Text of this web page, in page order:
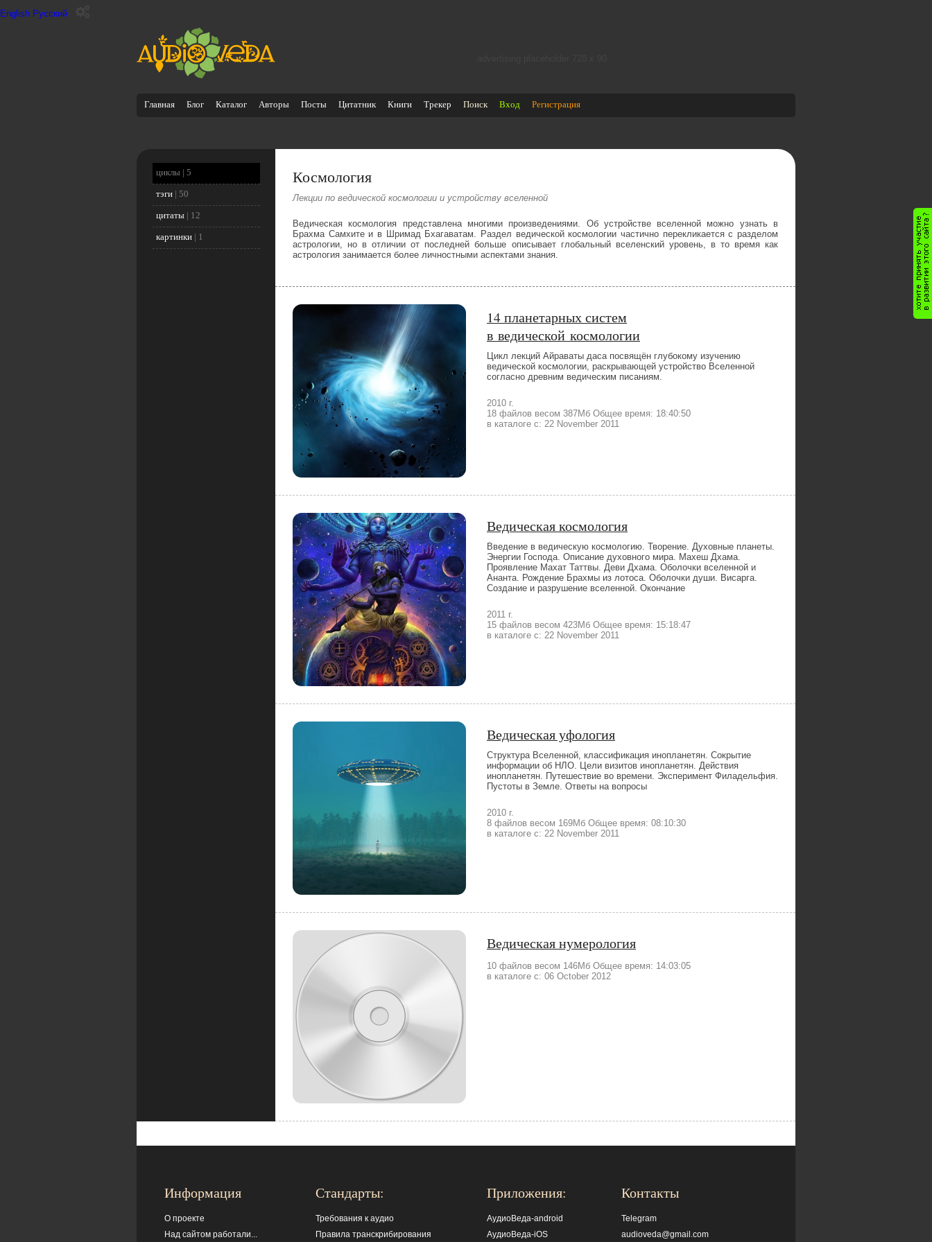
English Русский
Главная Блог Каталог Авторы Посты Цитатник Книги Трекер Поиск Вход Регистрация
циклы | 5
тэги| 50
цитаты| 12
картинки| 1
Космология
Лекции по ведической космологии и устройству вселенной
Ведическая космология представлена многими произведениями. Об устройстве вселенной можно узнать в
Брахма Самхите и в Шримад Бхагаватам. Раздел ведической космологии частично перекликается с разделом
астрологии, но в отличии от последней больше описывает глобальный вселенский уровень, в то время как
астрология занимается более личностными аспектами знания.
14 планетарных систем
в ведической космологии
Цикл лекций Айраваты даса посвящён глубокому изучению
ведической космологии, раскрывающей устройство Вселенной
согласно древним ведическим писаниям.
2010 г.
18 файлов весом 387Мб Общее время: 18:40:50
в каталоге с: 22 November 2011
Ведическая космология
Введение в ведическую космологию. Творение. Духовные планеты.
Энергии Господа. Описание духовного мира. Махеш Дхама.
Проявление Махат Таттвы. Деви Дхама. Оболочки вселенной и
Ананта. Рождение Брахмы из лотоса. Оболочки души. Висарга.
Создание и разрушение вселенной. Окончание
2011 г.
15 файлов весом 423Мб Общее время: 15:18:47
в каталоге с: 22 November 2011
Ведическая уфология
Структура Вселенной, классификация инопланетян. Сокрытие
информации об НЛО. Цели визитов инопланетян. Действия
инопланетян. Путешествие во времени. Эксперимент Филадельфия.
Пустоты в Земле. Ответы на вопросы
2010 г.
8 файлов весом 169Мб Общее время: 08:10:30
в каталоге с: 22 November 2011
Ведическая нумерология
10 файлов весом 146Мб Общее время: 14:03:05
в каталоге с: 06 October 2012
Информация
О проекте
Над сайтом работали...
Стандарты:
Требования к аудио
Правила транскрибирования
Приложения:
АудиоВеда-android
АудиоВеда-iOS
Контакты
Telegram
audioveda@gmail.com